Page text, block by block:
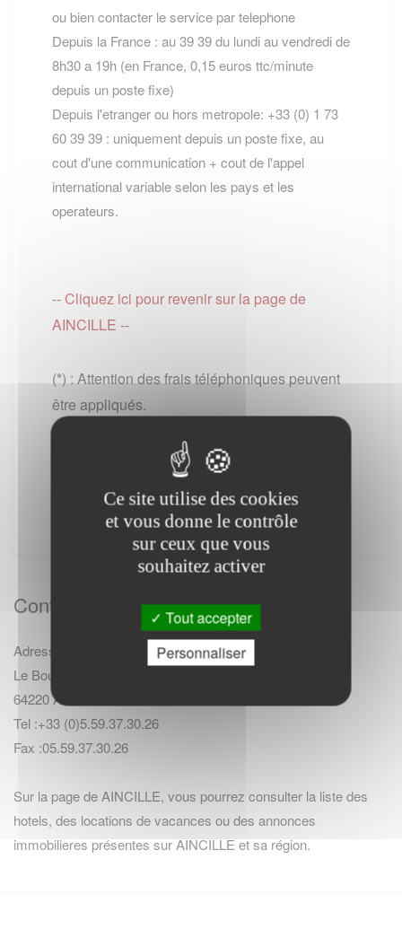
ou bien contacter le service par telephone
Depuis la France : au 39 39 du lundi au vendredi de
8h30 a 19h (en France, 0,15 euros ttc/minute
depuis un poste fixe)
Depuis l'etranger ou hors metropole: +33 (0) 1 73
60 39 39 : uniquement depuis un poste fixe, au
cout d'une communication + cout de l'appel
international variable selon les pays et les
operateurs.
-- Cliquez ici pour revenir sur la page de
AINCILLE --
(*) : Attention des frais téléphoniques peuvent
être appliqués.
PS : Le site www.lescommunes.com n'a aucun
Service public
simplement de vous connecter à leur site
internet. Il ne fournit aucune prestation.
Contact Mairie
Adresse :
Le Bourg
64220 AINCILLE
Tel :+33 (0)5.59.37.30.26
Fax :05.59.37.30.26
Sur la page de AINCILLE, vous pourrez consulter la liste des
hotels, des locations de vacances ou des annonces
immobilieres présentes sur AINCILLE et sa région.
Ce site utilise des cookies
et vous donne le contrôle
sur ceux que vous
souhaitez activer
Tout accepter
Personnaliser